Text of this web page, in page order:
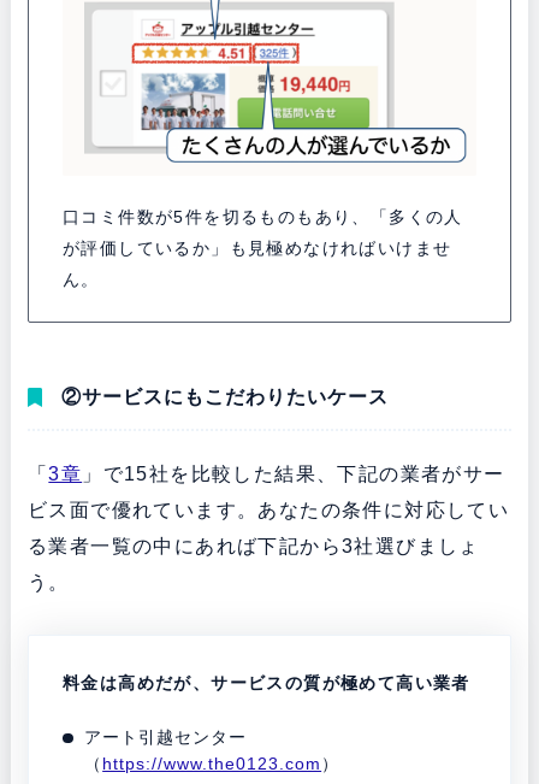
口コミ件数が5件を切るものもあり、「多くの人
が評価しているか」も見極めなければいけませ
ん。
②サービスにもこだわりたいケース
「3章 」で15社を比較した結果、下記の業者がサー
ビス面で優れています。あなたの条件に対応してい
る業者一覧の中にあれば下記から3社選びましょ
う。
料金は高めだが、サービスの質が極めて高い業者
アート引越センター
（ https://www.the0123.com ）